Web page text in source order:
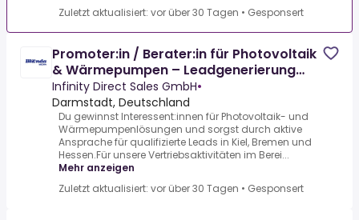
Zuletzt aktualisiert: vor über 30 Tagen • Gesponsert
Promoter:in / Berater:in für Photovoltaik
& Wärmepumpen – Leadgenerierung
und Interessentenansprache
Infinity Direct Sales GmbH•
Darmstadt, Deutschland
Du gewinnst Interessent:innen für Photovoltaik- und
Wärmepumpenlösungen und sorgst durch aktive
Ansprache für qualifizierte Leads in Kiel, Bremen und
Hessen.Für unsere Vertriebsaktivitäten im Berei...
Mehr anzeigen
Zuletzt aktualisiert: vor über 30 Tagen • Gesponsert